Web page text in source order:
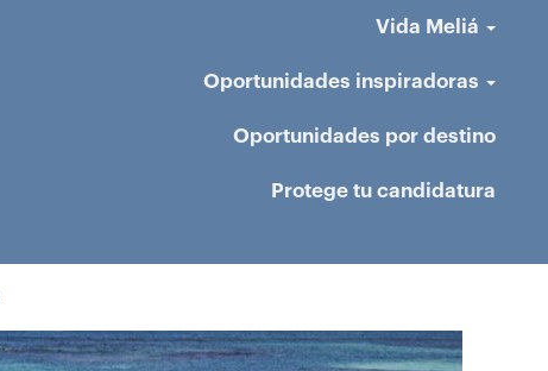
Vida Meliá
Oportunidades inspiradoras
Oportunidades por destino
Protege tu candidatura